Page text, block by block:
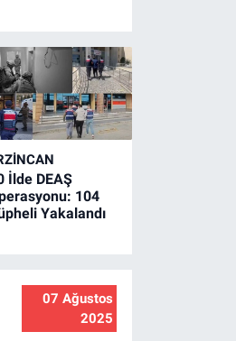
İlde DEAŞ
104
Yakalandı
07 Ağustos
2025